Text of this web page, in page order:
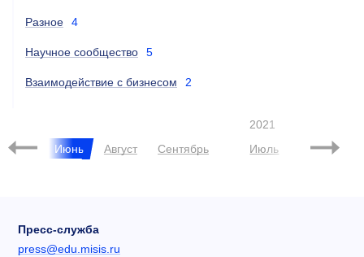
Разное 4
Научное сообщество 5
Взаимодействие с бизнесом 2
Май Июнь Август Сентябрь
2021
Июль
Июль
Пресс-служба
press@edu.misis.ru